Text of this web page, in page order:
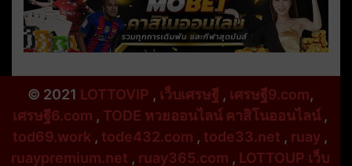
© 2021 LOTTOVIP , เว็บเศรษฐี, เศรษฐี9.com,
เศรษฐี6.com , TODE หวยออนไลน์ คาสิโนออนไลน์ ,
tod69.work , tode432.com , tode33.net , ruay ,
ruaypremium.net , ruay365.com , LOTTOUP เว็บ